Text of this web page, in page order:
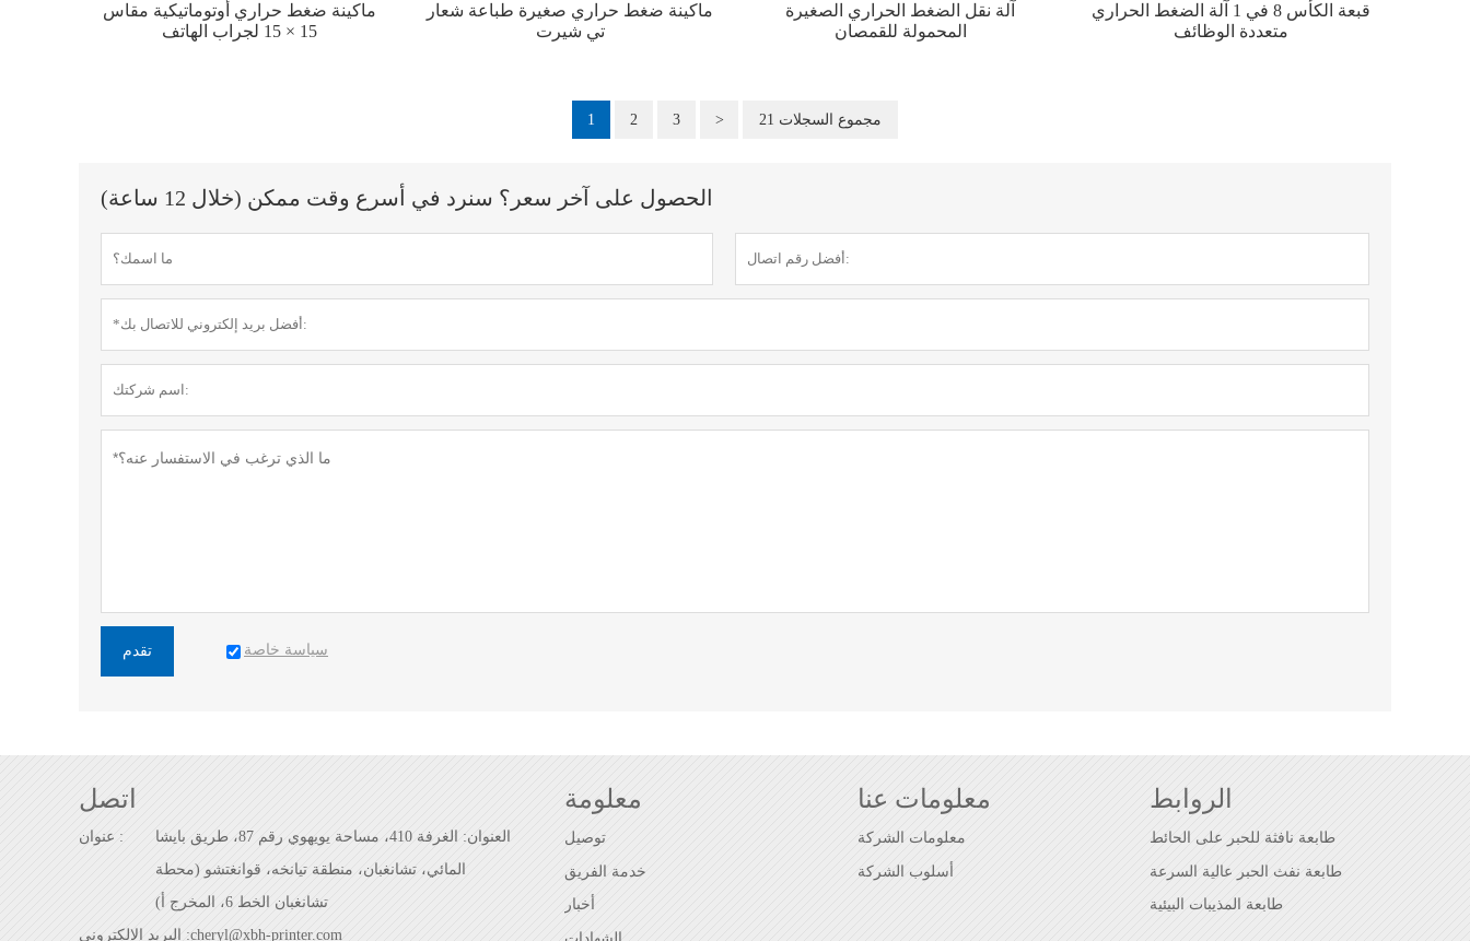
ماكينة ضغط حراري أوتوماتيكية مقاس
15 × 15 لجراب الهاتف
ماكينة ضغط حراري صغيرة طباعة شعار
تي شيرت
آلة نقل الضغط الحراري الصغيرة
المحمولة للقمصان
قبعة الكأس 8 في 1 آلة الضغط الحراري
متعددة الوظائف
1 2 3 > 21 مجموع السجلات
الحصول على آخر سعر؟ سنرد في أسرع وقت ممكن (خلال 12 ساعة)
تقدم سياسة خاصة
اتصل
عنوان :
العنوان: الغرفة 410، مساحة يويهوي رقم 87، طريق بايشا
المائي، تشانغبان، منطقة تيانخه، قوانغتشو (محطة
تشانغبان الخط 6، المخرج أ)
البريد الإلكتروني :cheryl@xbh-printer.com
معلومة
توصيل
خدمة الفريق
أخبار
معلومات عنا
معلومات الشركة
أسلوب الشركة
الروابط
طابعة نافثة للحبر على الحائط
طابعة نفث الحبر عالية السرعة
طابعة المذيبات البيئية